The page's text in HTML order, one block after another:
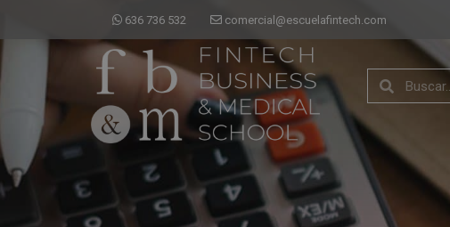
636 736 532 comercial@escuelafintech.com